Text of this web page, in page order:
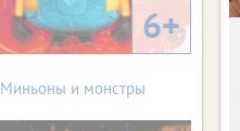
6+
Миньоны и монстры